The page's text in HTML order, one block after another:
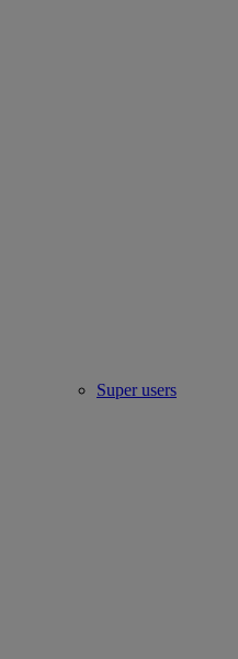
Super users